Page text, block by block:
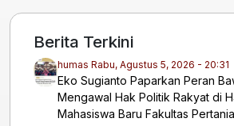
Berita Terkini
humas Rabu, Agustus 5, 2026 - 20:31
Eko Sugianto Paparkan Peran
Mengawal Hak Politik Rakyat di
Mahasiswa Baru Fakultas